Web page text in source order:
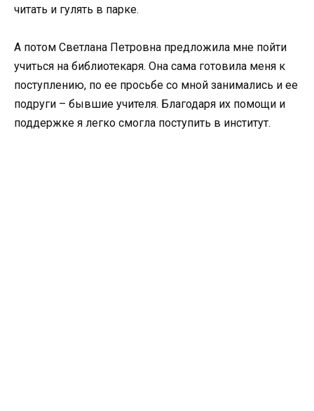
читать и гулять в парке.
А потом Светлана Петровна предложила мне пойти
учиться на библиотекаря. Она сама готовила меня к
поступлению, по ее просьбе со мной занимались и ее
подруги – бывшие учителя. Благодаря их помощи и
поддержке я легко смогла поступить в институт.